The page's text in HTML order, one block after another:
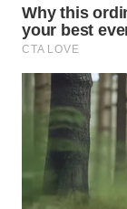
WN
NATUNA
WN
BINTAN
MANDALIKA